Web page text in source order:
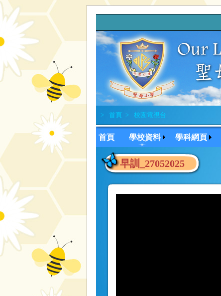
> 首頁 > 校園電視台
首頁 學校資料 學科網頁
早訓_27052025